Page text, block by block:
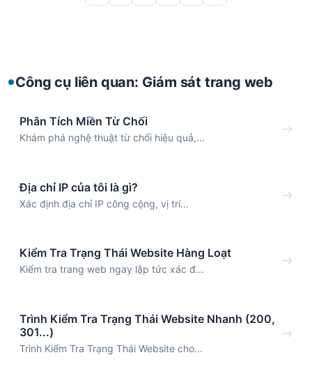
Công cụ liên quan: Giám sát trang web
Phân Tích Miền Từ Chối
Khám phá nghệ thuật từ chối hiệu quả,...
Địa chỉ IP của tôi là gì?
Xác định địa chỉ IP công cộng, vị trí...
Kiểm Tra Trạng Thái Website Hàng Loạt
Kiểm tra trang web ngay lập tức xác đ...
Trình Kiểm Tra Trạng Thái Website Nhanh (200,
301...)
Trình Kiểm Tra Trạng Thái Website cho...